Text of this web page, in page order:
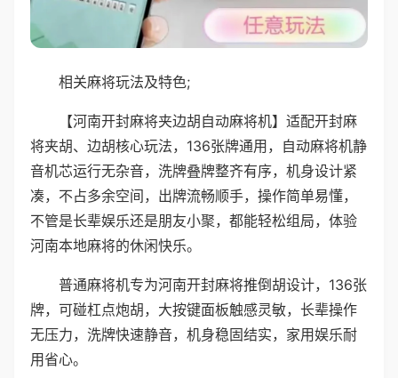
相关麻将玩法及特色;
【河南开封麻将夹边胡自动麻将机】适配开封麻
将夹胡、边胡核心玩法，136张牌通用，自动麻将机静
音机芯运行无杂音，洗牌叠牌整齐有序，机身设计紧
凑，不占多余空间，出牌流畅顺手，操作简单易懂，
不管是长辈娱乐还是朋友小聚，都能轻松组局，体验
河南本地麻将的休闲快乐。
普通麻将机专为河南开封麻将推倒胡设计，136张
牌，可碰杠点炮胡，大按键面板触感灵敏，长辈操作
无压力，洗牌快速静音，机身稳固结实，家用娱乐耐
用省心。